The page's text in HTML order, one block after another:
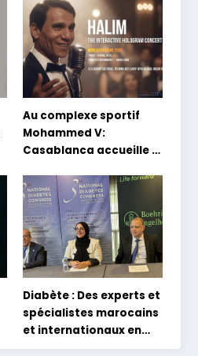
Au complexe sportif
Mohammed V:
Casablanca accueille la
concert holographique
d’Abdel Halim Hafez
Diabète : Des experts et
spécialistes marocains
et internationaux en
conclave à Tanger